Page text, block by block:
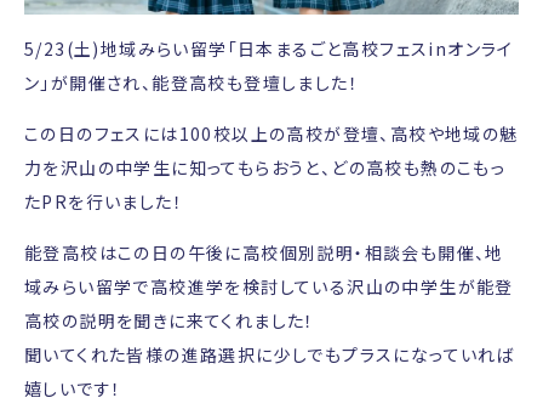
5/23(土)地域みらい留学「日本まるごと高校フェスinオンライ
ン」が開催され、能登高校も登壇しました！
この日のフェスには100校以上の高校が登壇、高校や地域の魅
力を沢山の中学生に知ってもらおうと、どの高校も熱のこもっ
たPRを行いました！
能登高校はこの日の午後に高校個別説明・相談会も開催、地
域みらい留学で高校進学を検討している沢山の中学生が能登
高校の説明を聞きに来てくれました！
聞いてくれた皆様の進路選択に少しでもプラスになっていれば
嬉しいです！